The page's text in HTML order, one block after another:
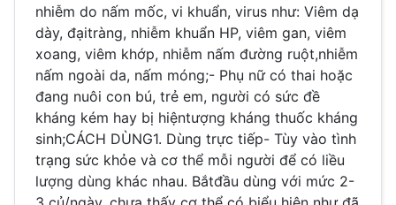
nhiễm do nấm mốc, vi khuẩn, virus như: Viêm dạ
dày, đạitràng, nhiễm khuẩn HP, viêm gan, viêm
xoang, viêm khớp, nhiễm nấm đường ruột,nhiễm
nấm ngoài da, nấm móng;- Phụ nữ có thai hoặc
đang nuôi con bú, trẻ em, người có sức đề
kháng kém hay bị hiệntượng kháng thuốc kháng
sinh;CÁCH DÙNG1. Dùng trực tiếp- Tùy vào tình
trạng sức khỏe và cơ thể mỗi người để có liều
lượng dùng khác nhau. Bắtđầu dùng với mức 2-